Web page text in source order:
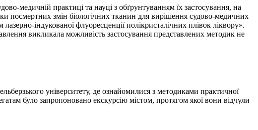
медичній практиці та науці з обґрунтуванням їх застосування, на
посмертних змін біологічних тканин для вирішення судово-медичних
індукованої флуоресценції полікристалічних плівок ліквору».
викликала можливість застосування представлених методик не
університету, де ознайомилися з методиками практичної
було запропоновано екскурсію містом, протягом якої вони відчули